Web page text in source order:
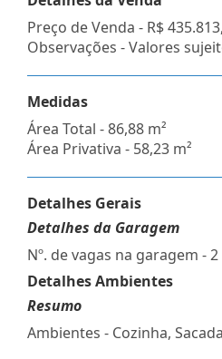
Preço de Venda - R$
Observações - Valores
Medidas
Área Total - 86,88 m²
Área Privativa - 58,23 m²
Detalhes Gerais
Detalhes da Garagem
Nº. de vagas na garagem - 2
Detalhes Ambientes
Resumo
Ambientes - Cozinha,